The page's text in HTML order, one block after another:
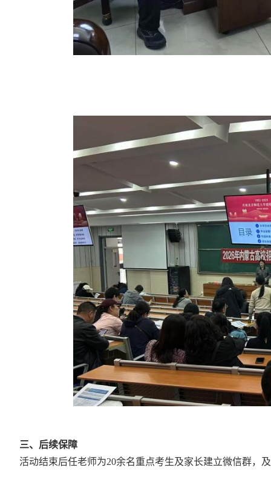
三、后续保障
活动结束后任老师为20余名重点考生及家长建立微信群，